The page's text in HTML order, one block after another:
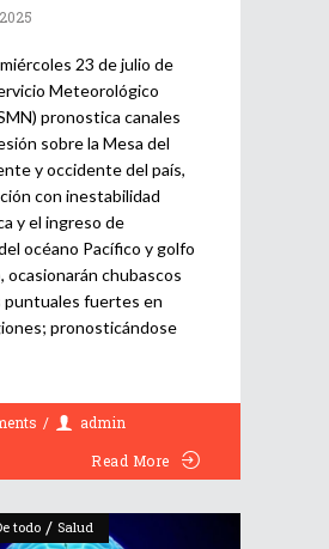
23 de julio de
Meteorológico
pronostica canales
sobre la Mesa del
y occidente del país,
con inestabilidad
y el ingreso de
océano Pacífico y golfo
ocasionarán chubascos
puntuales fuertes en
pronosticándose
admin
Read More
todo / Salud